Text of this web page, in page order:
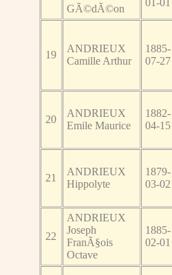
GÃ©dÃ©on
01-01
19
ANDRIEUX
Camille Arthur
1885-
07-27
20
ANDRIEUX
Emile Maurice
1882-
04-15
21
ANDRIEUX
Hippolyte
1879-
03-02
22
ANDRIEUX
Joseph
FranÃ§ois
Octave
1885-
02-01